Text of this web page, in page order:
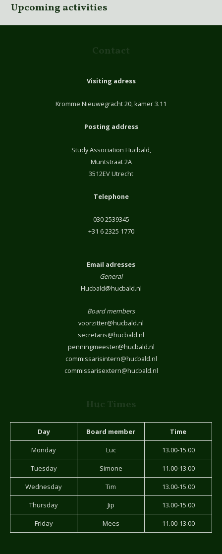
Upcoming activities
Contact
Visiting adress
Kromme Nieuwegracht 20, kamer 3.11
Posting address
Study Association Hucbald,
Muntstraat 2A
3512EV Utrecht
Telephone
030 2539345
+31 6 2325 1770
Email adresses
General
Hucbald@hucbald.nl
Board members
voorzitter@hucbald.nl
secretaris@hucbald.nl
penningmeester@hucbald.nl
commissarisintern@hucbald.nl
commissarisextern@hucbald.nl
Huc Times
Day Board member Time
Monday Luc 13.00-15.00
Tuesday Simone 11.00-13.00
Wednesday Tim 13.00-15.00
Thursday Jip 13.00-15.00
Friday Mees 11.00-13.00